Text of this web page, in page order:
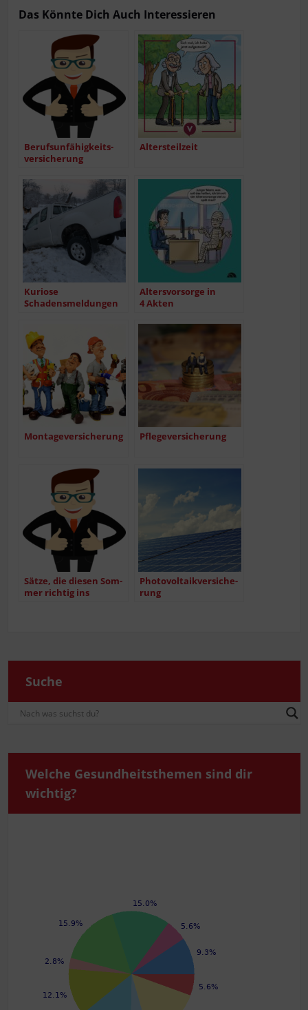
Das Könn­te Dich Auch Interessieren
Berufs­un­fä­hig­keits­
ver­si­che­rung
Alters­teil­zeit
Kurio­se
Schadensmeldungen
Alters­vor­sor­ge in
4 Akten
Mon­ta­ge­ver­si­che­rung Pfle­ge­ver­si­che­rung
Sät­ze, die die­sen Som­
mer rich­tig ins
Pho­to­vol­ta­ik­ver­si­che­
rung
Suche
Wel­che Gesund­heits­the­men sind dir
wichtig?